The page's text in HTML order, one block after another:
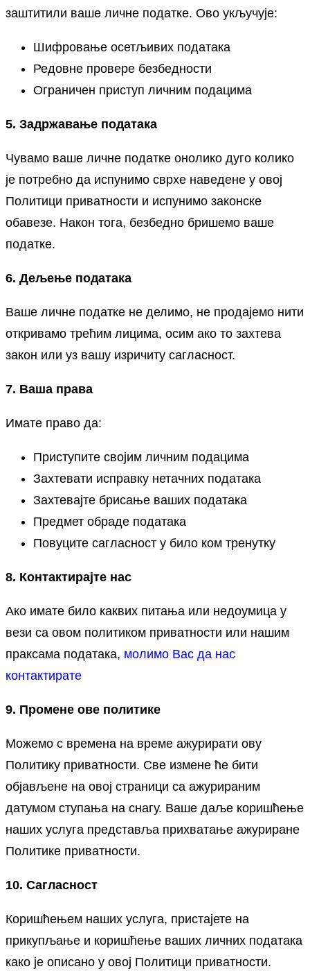
заштитили ваше личне податке. Ово укључује:
Шифровање осетљивих података
Редовне провере безбедности
Ограничен приступ личним подацима
5. Задржавање података
Чувамо ваше личне податке онолико дуго колико
је потребно да испунимо сврхе наведене у овој
Политици приватности и испунимо законске
обавезе. Након тога, безбедно бришемо ваше
податке.
6. Дељење података
Ваше личне податке не делимо, не продајемо нити
откривамо трећим лицима, осим ако то захтева
закон или уз вашу изричиту сагласност.
7. Ваша права
Имате право да:
Приступите својим личним подацима
Захтевати исправку нетачних података
Захтевајте брисање ваших података
Предмет обраде података
Повуците сагласност у било ком тренутку
8. Контактирајте нас
Ако имате било каквих питања или недоумица у
вези са овом политиком приватности или нашим
праксама података, молимо Вас да нас
контактирате
9. Промене ове политике
Можемо с времена на време ажурирати ову
Политику приватности. Све измене ће бити
објављене на овој страници са ажурираним
датумом ступања на снагу. Ваше даље коришћење
наших услуга представља прихватање ажуриране
Политике приватности.
10. Сагласност
Коришћењем наших услуга, пристајете на
прикупљање и коришћење ваших личних података
како је описано у овој Политици приватности.